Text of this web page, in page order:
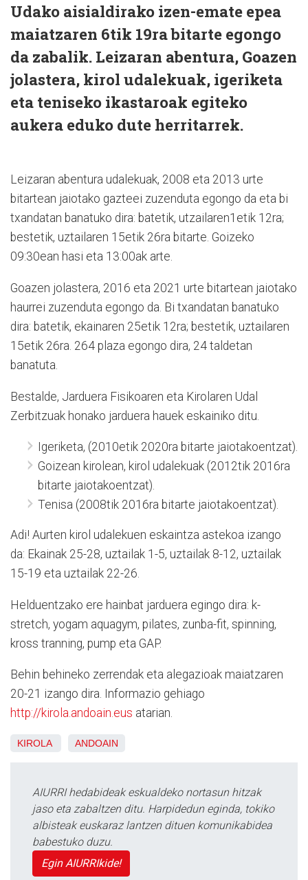
Udako aisialdirako izen-emate epea
maiatzaren 6tik 19ra bitarte egongo
da zabalik. Leizaran abentura, Goazen
jolastera, kirol udalekuak, igeriketa
eta teniseko ikastaroak egiteko
aukera eduko dute herritarrek.
Leizaran abentura udalekuak, 2008 eta 2013 urte
bitartean jaiotako gazteei zuzenduta egongo da eta bi
txandatan banatuko dira: batetik, utzailaren1etik 12ra;
bestetik, uztailaren 15etik 26ra bitarte. Goizeko
09:30ean hasi eta 13:00ak arte.
Goazen jolastera, 2016 eta 2021 urte bitartean jaiotako
haurrei zuzenduta egongo da. Bi txandatan banatuko
dira: batetik, ekainaren 25etik 12ra; bestetik, uztailaren
15etik 26ra. 264 plaza egongo dira, 24 taldetan
banatuta.
Bestalde, Jarduera Fisikoaren eta Kirolaren Udal
Zerbitzuak honako jarduera hauek eskainiko ditu.
Igeriketa, (2010etik 2020ra bitarte jaiotakoentzat).
Goizean kirolean, kirol udalekuak (2012tik 2016ra
bitarte jaiotakoentzat).
Tenisa (2008tik 2016ra bitarte jaiotakoentzat).
Adi! Aurten kirol udalekuen eskaintza astekoa izango
da: Ekainak 25-28, uztailak 1-5, uztailak 8-12, uztailak
15-19 eta uztailak 22-26.
Helduentzako ere hainbat jarduera egingo dira: k-
stretch, yogam aquagym, pilates, zunba-fit, spinning,
kross tranning, pump eta GAP.
Behin behineko zerrendak eta alegazioak maiatzaren
20-21 izango dira. Informazio gehiago
http://kirola.andoain.eus atarian.
KIROLA ANDOAIN
AIURRI hedabideak eskualdeko nortasun hitzak
jaso eta zabaltzen ditu. Harpidedun eginda, tokiko
albisteak euskaraz lantzen dituen komunikabidea
babestuko duzu.
Egin AIURRIkide!